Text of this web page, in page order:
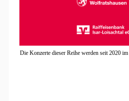
Die Konzerte dieser Reihe werden seit 2020